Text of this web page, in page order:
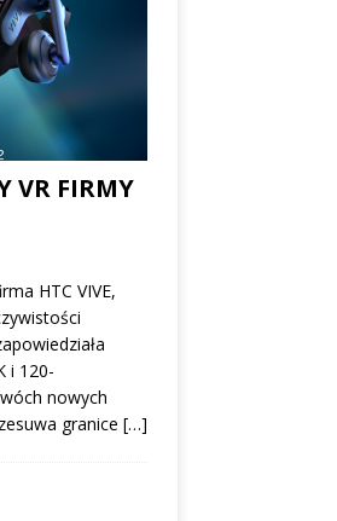
VR FIRMY
HTC VIVE,
i 120-
nowych
granice […]